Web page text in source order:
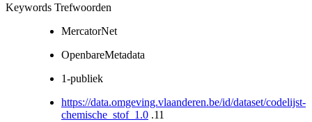
Keywords Trefwoorden
MercatorNet
OpenbareMetadata
1-publiek
https://data.omgeving.vlaanderen.be/id/dataset/codelijst-
chemische_stof_1.0 .11